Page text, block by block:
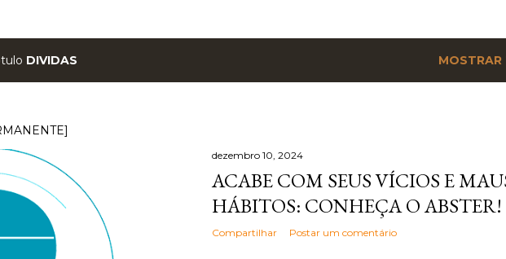
DIVIDAS
dezembro 10, 2024
ACABE COM SEUS VÍCIOS E
HÁBITOS: CONHEÇA O ABSTER!
Compartilhar Postar um comentário